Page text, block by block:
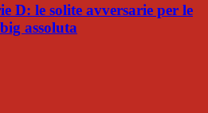
D: le solite avversarie per le
assoluta